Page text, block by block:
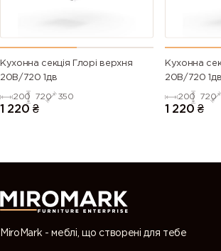
Кухонна секція Глорі верхня
20В/720 1дв
200 720 350
1 220 ₴
Кухонна
20В/720 1дв
200 720
1 220 ₴
MiroMark - меблі, що створені для тебе